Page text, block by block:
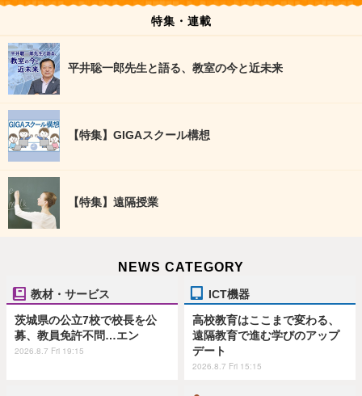
特集・連載
平井聡一郎先生と語る、教室の今と近未来
【特集】GIGAスクール構想
【特集】遠隔授業
NEWS CATEGORY
教材・サービス
茨城県の公立7校で校長を公
募、教員免許不問…エン
2026.8.7 Fri 19:15
ICT機器
高校教育はここまで変わる、
遠隔教育で進む学びのアップ
デート
2026.8.7 Fri 15:15